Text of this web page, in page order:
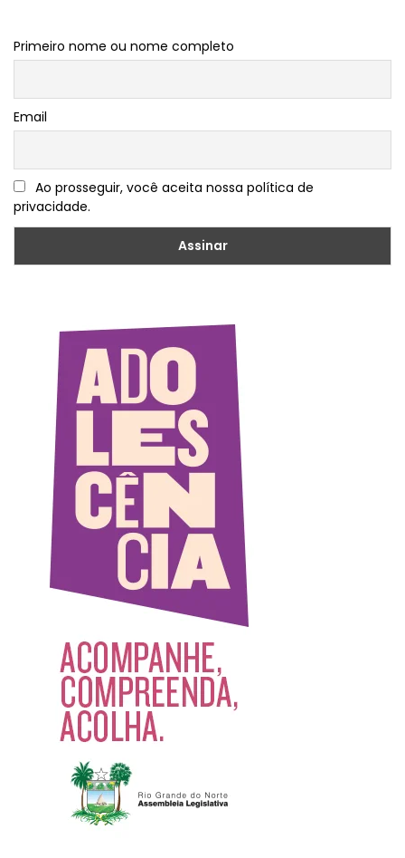
Primeiro nome ou nome completo
Email
Ao prosseguir, você aceita nossa política de
privacidade.